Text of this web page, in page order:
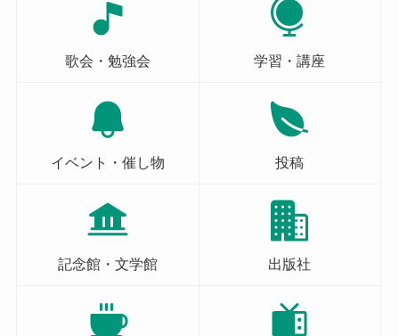
歌会・勉強会 学習・講座
イベント・催し物 投稿
記念館・文学館 出版社